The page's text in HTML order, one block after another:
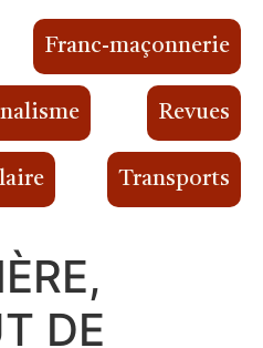
Franc-maçonnerie
Revues
Transports
DE